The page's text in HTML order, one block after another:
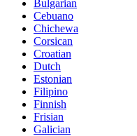
Bulgarian
Cebuano
Chichewa
Corsican
Croatian
Dutch
Estonian
Filipino
Finnish
Frisian
Galician